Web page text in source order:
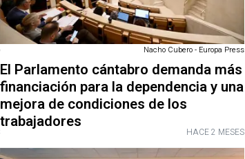
Nacho Cubero - Europa Press
El Parlamento cántabro demanda más
financiación para la dependencia y una
mejora de condiciones de los
trabajadores
HACE 2 MESES